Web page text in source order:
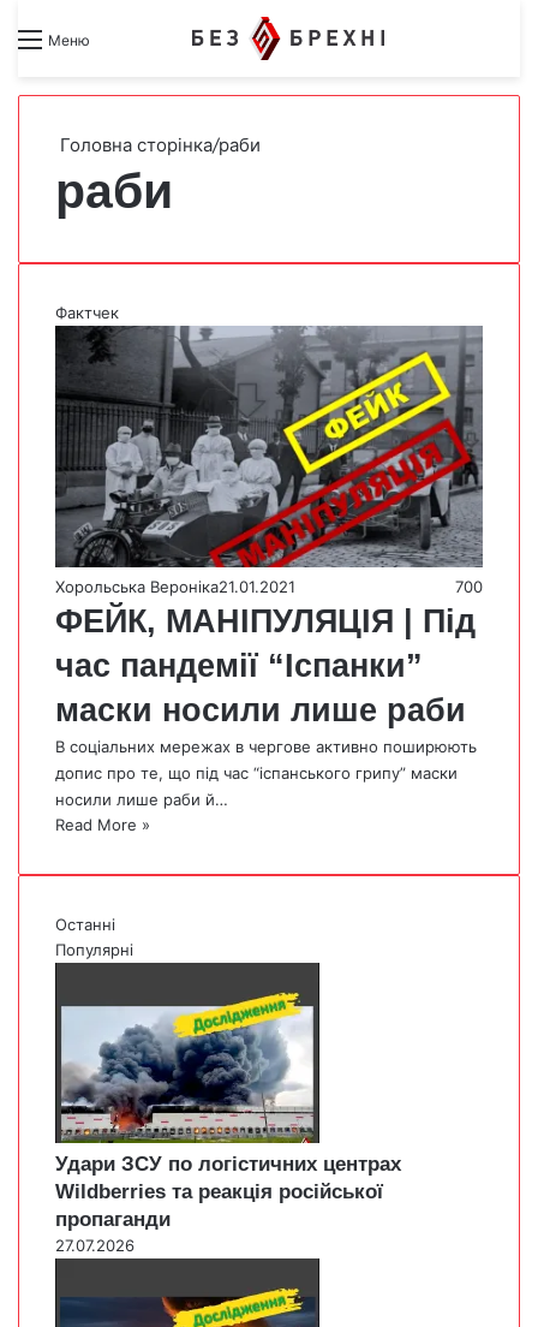
Меню Search forSwitch skin
Головна сторінка/раби
раби
Фактчек
Хорольська Вероніка21.01.2021 700
ФЕЙК, МАНІПУЛЯЦІЯ | Під
час пандемії “Іспанки”
маски носили лише раби
В соціальних мережах в чергове активно поширюють
допис про те, що під час “іспанського грипу” маски
носили лише раби й…
Read More »
Останні
Популярні
Удари ЗСУ по логістичних центрах
Wildberries та реакція російської
пропаганди
27.07.2026